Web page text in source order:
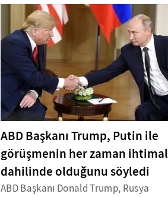
ABD Başkanı Trump, Putin ile
görüşmenin her zaman ihtimal
dahilinde olduğunu söyledi
ABD Başkanı Donald Trump, Rusya